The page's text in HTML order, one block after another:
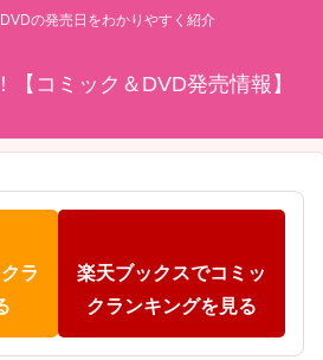
の発売日をわかりやすく紹介
【コミック＆DVD発売情報】
ラ
楽天ブックスでコミッ
クランキングを見る